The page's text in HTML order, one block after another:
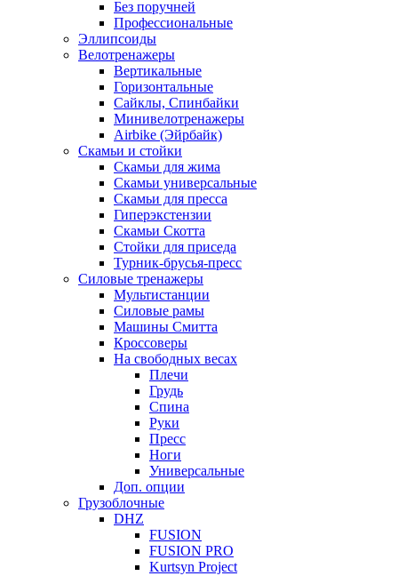
Без поручней
Профессиональные
Эллипсоиды
Велотренажеры
Вертикальные
Горизонтальные
Сайклы, Спинбайки
Минивелотренажеры
Airbike (Эйрбайк)
Скамьи и стойки
Скамьи для жима
Скамьи универсальные
Скамьи для пресса
Гиперэкстензии
Скамьи Скотта
Стойки для приседа
Турник-брусья-пресс
Силовые тренажеры
Мультистанции
Силовые рамы
Машины Смитта
Кроссоверы
На свободных весах
Плечи
Грудь
Спина
Руки
Пресс
Ноги
Универсальные
Доп. опции
Грузоблочные
DHZ
FUSION
FUSION PRO
Kurtsyn Project